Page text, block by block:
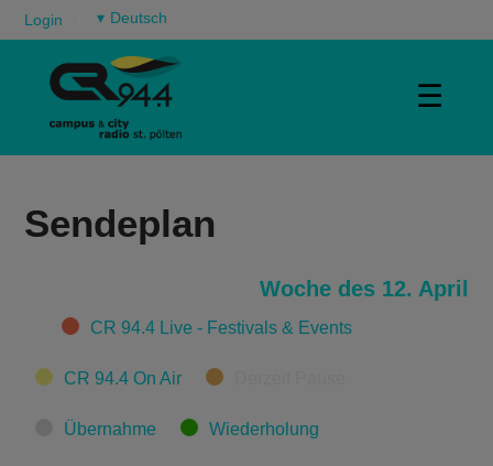
Login ▾
☰
Sendeplan
Woche des 12. April
CategoriesCR 94.4 Live - Festivals & Events
CR 94.4 On Air
Übernahme Wiederholung